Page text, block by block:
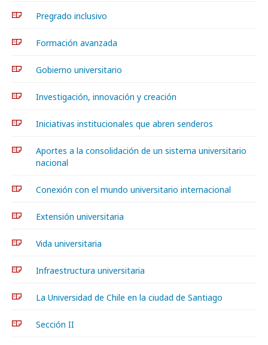
Pregrado inclusivo
Formación avanzada
Gobierno universitario
Investigación, innovación y creación
Iniciativas institucionales que abren senderos
Aportes a la consolidación de un sistema universitario
nacional
Conexión con el mundo universitario internacional
Extensión universitaria
Vida universitaria
Infraestructura universitaria
La Universidad de Chile en la ciudad de Santiago
Sección II